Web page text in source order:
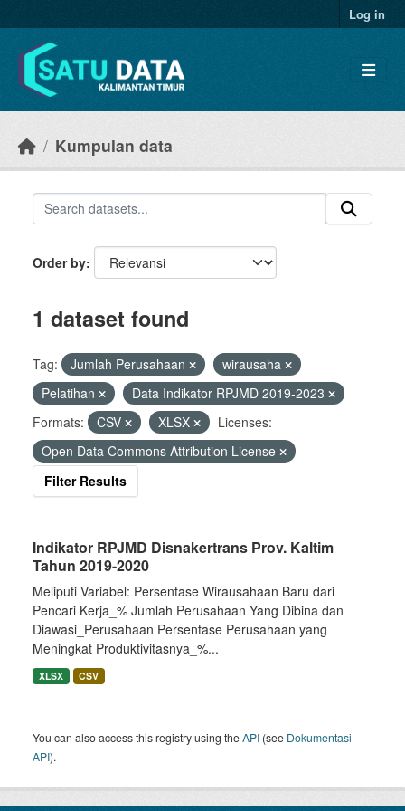
Log in
Kumpulan data
Order by
1 dataset found
Tag: Jumlah Perusahaan
wirausaha
Pelatihan
Data Indikator RPJMD 2019-2023
Formats:
CSV XLSX
Licenses:
Open Data Commons Attribution License
Filter Results
Indikator RPJMD Disnakertrans Prov. Kaltim
Tahun 2019-2020
Meliputi Variabel: Persentase Wirausahaan Baru dari
Pencari Kerja_% Jumlah Perusahaan Yang Dibina dan
Diawasi_Perusahaan Persentase Perusahaan yang
Meningkat Produktivitasnya_%...
XLSX CSV
You can also access this registry using theAPI (see Dokumentasi
API).